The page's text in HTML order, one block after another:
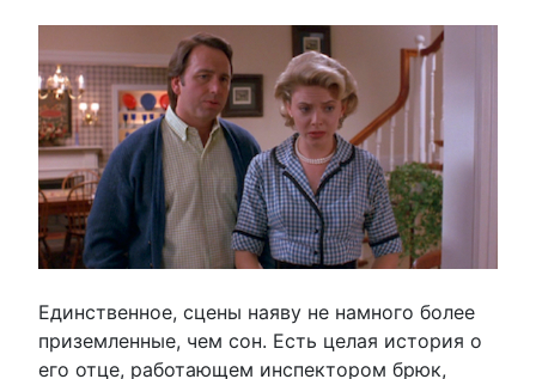
Единственное, сцены наяву не намного более
приземленные, чем сон. Есть целая история о
его отце, работающем инспектором брюк,